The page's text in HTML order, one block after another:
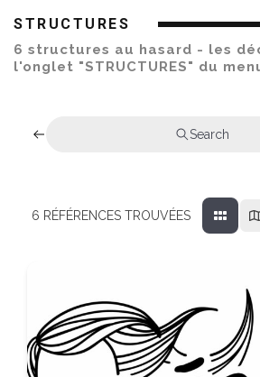
STRUCTURES
6 structures au hasard - les
l'onglet "STRUCTURES" du
Search
6 RÉFÉRENCES TROUVÉES